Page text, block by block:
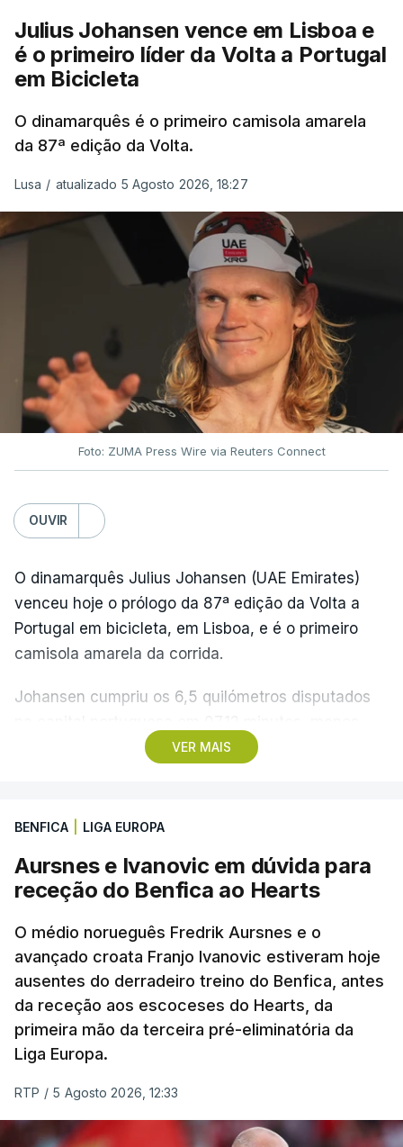
Julius Johansen vence em Lisboa e
é o primeiro líder da Volta a Portugal
em Bicicleta
O dinamarquês é o primeiro camisola amarela
da 87ª edição da Volta.
Lusa / atualizado 5 Agosto 2026, 18:27
Foto: ZUMA Press Wire via Reuters Connect
OUVIR
VER MAIS
O dinamarquês Julius Johansen (UAE Emirates)
venceu hoje o prólogo da 87ª edição da Volta a
Portugal em bicicleta, em Lisboa, e é o primeiro
camisola amarela da corrida.
Johansen cumpriu os 6,5 quilómetros disputados
quatro segundos do que o companheiro de equipa
pista.
O vice-campeão português de contrarrelógio,
Rafael Reis, que procurava o oitavo triunfo em
mais rápido, a sete segundos, enquanto o italiano
Luca Giaimi (UAE Emirates) e o russo Artem Nych
(Anicolor-Campicarn), vencedor das últimas duas
edições da Volta, terminaram na quarta e quinta
posições, respetivamente, a nove e 14 segundos.
Na quinta-feira, o pelotão vai percorrer os 157,1
primeira das 10 etapas da 87.ª edição, com duas
BENFICA LIGA EUROPA
Aursnes e Ivanovic em dúvida para
receção do Benfica ao Hearts
O médio norueguês Fredrik Aursnes e o
avançado croata Franjo Ivanovic estiveram hoje
ausentes do derradeiro treino do Benfica, antes
da receção aos escoceses do Hearts, da
primeira mão da terceira pré-eliminatória da
Liga Europa.
RTP / 5 Agosto 2026, 12:33